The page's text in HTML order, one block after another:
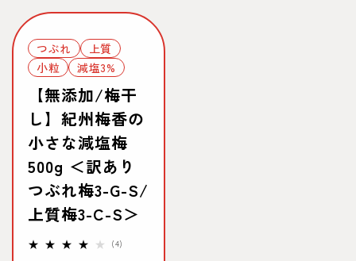
つぶれ
上質
小粒
減塩3%
【無添加/梅干
し】紀州梅香の
小さな減塩梅
500g ＜訳あり
つぶれ梅3-G-S/
上質梅3-C-S＞
(4)